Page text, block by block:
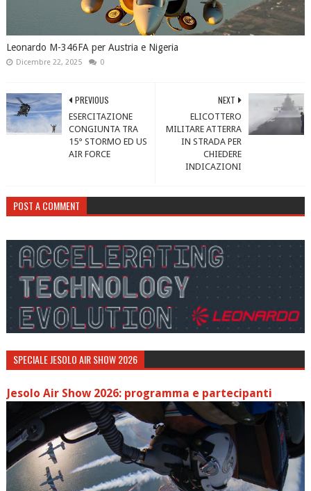
Leonardo M-346FA per Austria e Nigeria
Dicembre 22, 2025 0
NEXT
ELICOTTERO
MILITARE ATTERRA
IN STRADA PER
CHIEDERE
INDICAZIONI
PREVIOUS
ESERCITAZIONE
CONGIUNTA TRA
15° STORMO ED US
AIR FORCE
POST A COMMENT
SPECIALE JESOLO AIR SHOW 2026
Jesolo Air Show 2026: programma e partecipanti